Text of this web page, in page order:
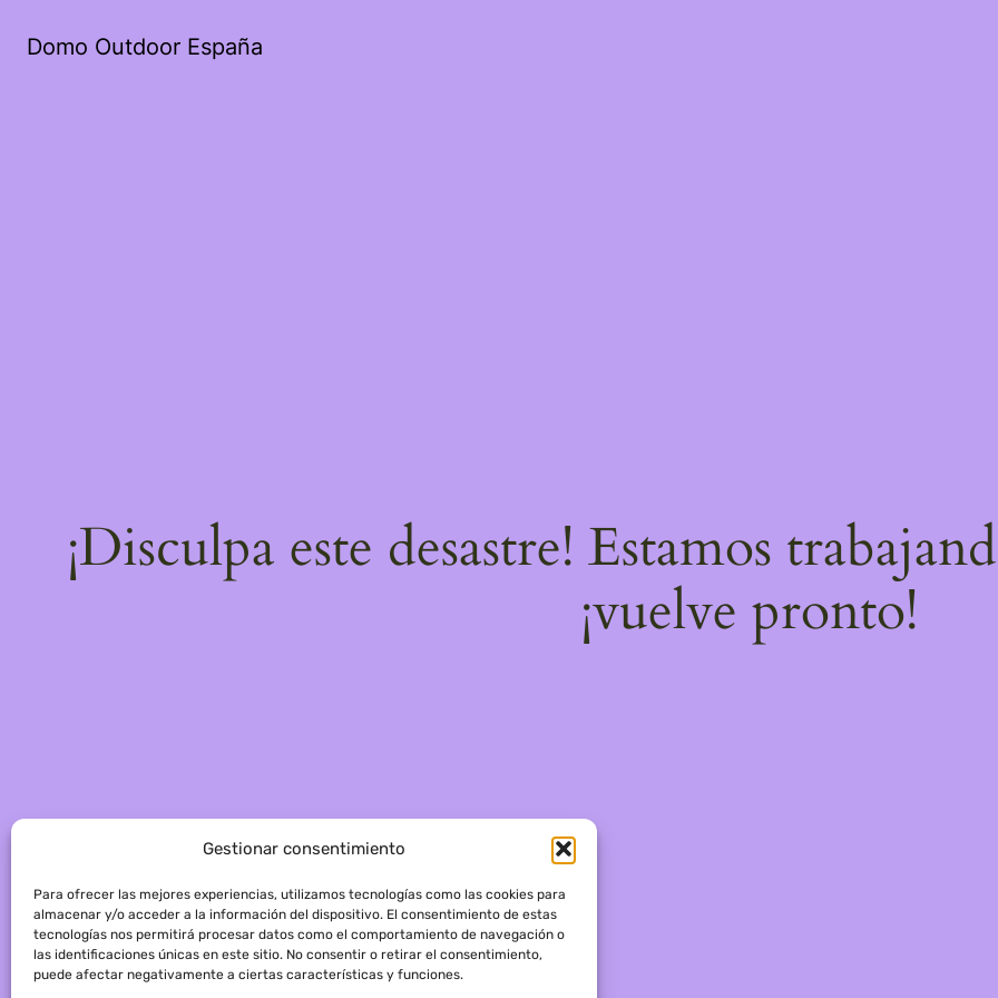
Gestionar consentimiento
Para ofrecer las mejores experiencias, utilizamos tecnologías como las cookies para
almacenar y/o acceder a la información del dispositivo. El consentimiento de estas
tecnologías nos permitirá procesar datos como el comportamiento de navegación o
las identificaciones únicas en este sitio. No consentir o retirar el consentimiento,
puede afectar negativamente a ciertas características y funciones.
Domo Outdoor España
¡Disculpa este desastre! Estamos
¡vuelve pronto!